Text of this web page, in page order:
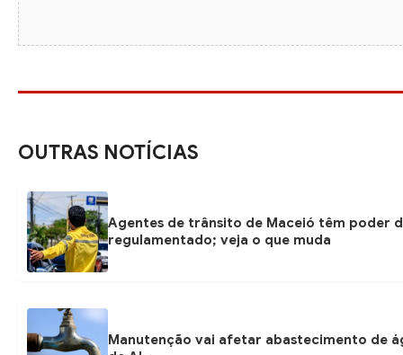
OUTRAS NOTÍCIAS
Agentes de trânsito de Maceió têm poder
regulamentado; veja o que muda
Manutenção vai afetar abastecimento de